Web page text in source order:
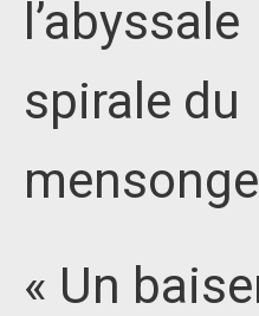
l’abyssale
spirale du
« Un